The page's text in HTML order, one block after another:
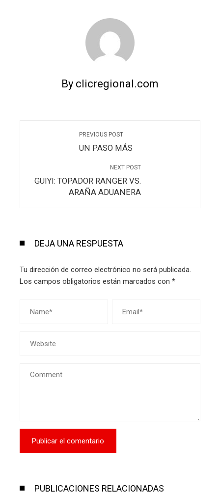
By clicregional.com
PREVIOUS POST
UN PASO MÁS
NEXT POST
GUIYI: TOPADOR RANGER VS.
ARAÑA ADUANERA
DEJA UNA RESPUESTA
Tu dirección de correo electrónico no será publicada.
Los campos obligatorios están marcados con *
PUBLICACIONES RELACIONADAS